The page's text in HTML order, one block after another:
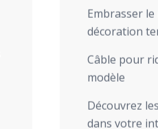
Embrasser
décoration
Câble pour
modèle
Découvrez
dans votre